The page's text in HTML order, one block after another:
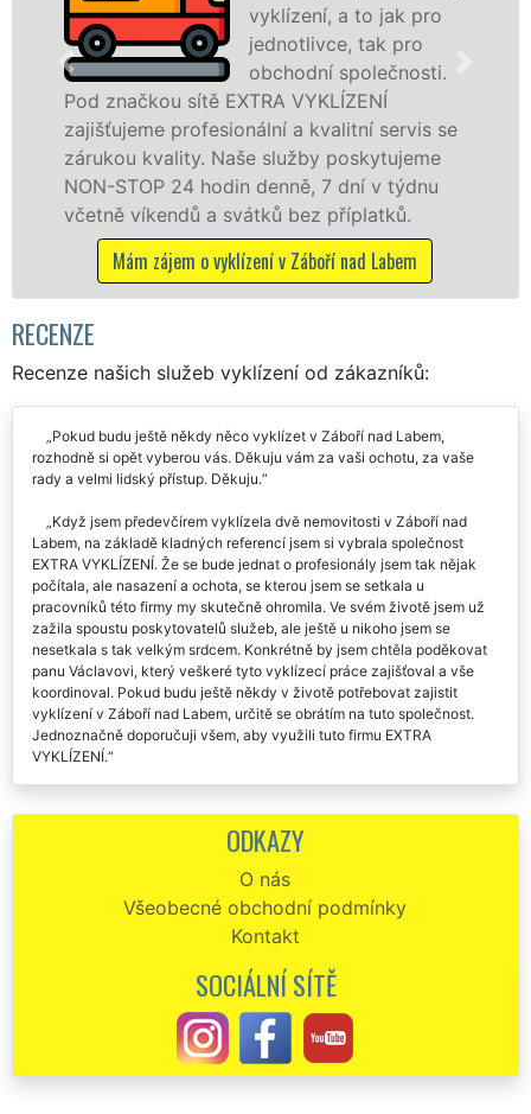
franchisových poboček
levné, přesto kvalitní a
profesionální vyklízecí práce
v Záboří nad Labem a okolí. Poskytujeme
tuto službu jak fyzickým, tak právnickým
osobám se zárukou kvalitně odvedené
práce, a to NON-STOP bez dalších příplatků.
Mám zájem o vyklízecí práce v Záboří nad Labem
RECENZE
Recenze našich služeb vyklízení od zákazníků:
Pokud budu ještě někdy něco vyklízet v Záboří nad Labem,
rozhodně si opět vyberou vás. Děkuju vám za vaši ochotu, za vaše
rady a velmi lidský přístup. Děkuju.
Když jsem předevčírem vyklízela dvě nemovitosti v Záboří nad
Labem, na základě kladných referencí jsem si vybrala společnost
EXTRA VYKLÍZENÍ. Že se bude jednat o profesionály jsem tak nějak
počítala, ale nasazení a ochota, se kterou jsem se setkala u
pracovníků této firmy my skutečně ohromila. Ve svém životě jsem už
zažila spoustu poskytovatelů služeb, ale ještě u nikoho jsem se
nesetkala s tak velkým srdcem. Konkrétně by jsem chtěla poděkovat
panu Václavovi, který veškeré tyto vyklízecí práce zajišťoval a vše
koordinoval. Pokud budu ještě někdy v životě potřebovat zajistit
vyklízení v Záboří nad Labem, určitě se obrátím na tuto společnost.
Jednoznačně doporučuji všem, aby využili tuto firmu EXTRA
VYKLÍZENÍ.
vaše služby.
Labem. Skutečně naprostá spokojenost.
Celý proces vyklízení v Záboří nad Labem byl proveden na
jedničku. Tuto společnost s názvem EXTRA VYKLÍZENÍ určitě
Na základě doporučení od mé kamarádky jsem využila vyklízení v
Záboří nad Labem od společnosti EXTRA VYKLÍZENÍ. Jsem velmi ráda,
že mi kamarádka takto poradila, protože služby této společnosti byly
skutečně dokonalé. Vyklízení proběhlo bez sebemenšího problému,
ODKAZY
O nás
Všeobecné obchodní podmínky
Kontakt
SOCIÁLNÍ SÍTĚ